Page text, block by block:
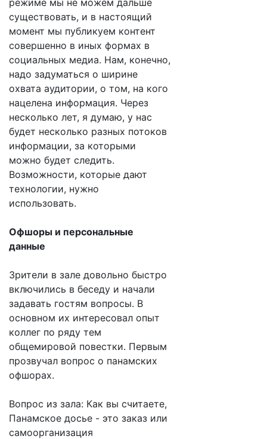
режиме мы не можем дальше
существовать, и в настоящий
момент мы публикуем контент
совершенно в иных формах в
социальных медиа. Нам, конечно,
надо задуматься о ширине
охвата аудитории, о том, на кого
нацелена информация. Через
несколько лет, я думаю, у нас
будет несколько разных потоков
информации, за которыми
можно будет следить.
Возможности, которые дают
технологии, нужно
использовать.
Офшоры и персональные
данные
Зрители в зале довольно быстро
включились в беседу и начали
задавать гостям вопросы. В
основном их интересовал опыт
коллег по ряду тем
общемировой повестки. Первым
прозвучал вопрос о панамских
офшорах.
Вопрос из зала: Как вы считаете,
Панамское досье - это заказ или
самоорганизация